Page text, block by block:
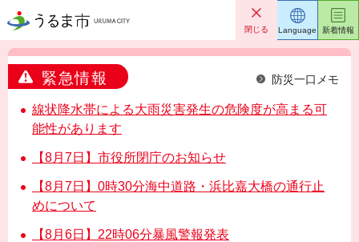
うるま市 閉じる
緊急情報 防災一口メモ
線状降水帯による大雨災害発生の危険度が高まる可
能性があります
【8月7日】市役所閉庁のお知らせ
【8月7日】0時30分海中道路・浜比嘉大橋の通行止
めについて
【8月6日】22時06分暴風警報発表
Language 新着情報